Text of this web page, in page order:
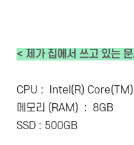
< 제가 집에서 쓰고 있는
CPU : Intel(R)
메모리 (RAM) : 8GB
SSD : 500GB